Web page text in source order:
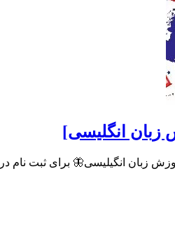
زبان انگلیسی]
زبان انگیلیسی🦋 برای ثبت نام